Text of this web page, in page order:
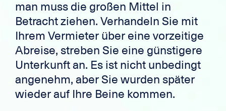
man muss die großen Mittel in
Betracht ziehen. Verhandeln Sie mit
Ihrem Vermieter über eine vorzeitige
Abreise, streben Sie eine günstigere
Unterkunft an. Es ist nicht unbedingt
angenehm, aber Sie wurden später
wieder auf Ihre Beine kommen.